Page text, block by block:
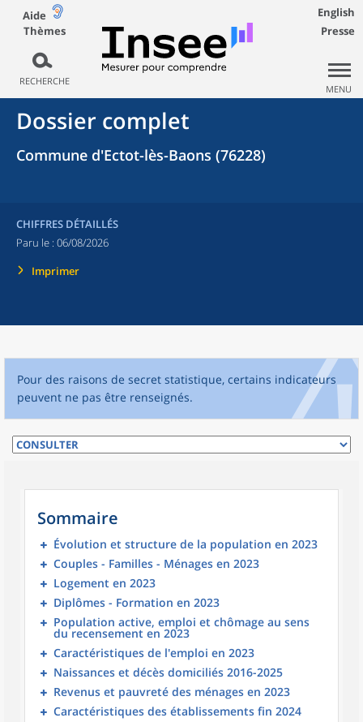
Aide
Thèmes
RECHERCHE
English
Presse
MENU
Dossier complet
Commune d'Ectot-lès-Baons (76228)
CHIFFRES DÉTAILLÉS
Paru le : 06/08/2026
Imprimer
Pour des raisons de secret statistique, certains indicateurs
peuvent ne pas être renseignés.
Sommaire
Évolution et structure de la population en 2023
Couples - Familles - Ménages en 2023
Logement en 2023
Diplômes - Formation en 2023
Population active, emploi et chômage au sens
du recensement en 2023
Caractéristiques de l'emploi en 2023
Naissances et décès domiciliés 2016-2025
Revenus et pauvreté des ménages en 2023
Caractéristiques des établissements fin 2024